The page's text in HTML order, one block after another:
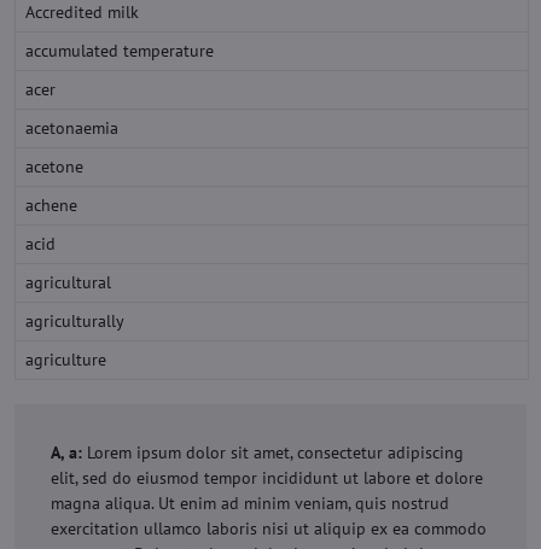
Accredited milk
accumulated temperature
acer
acetonaemia
acetone
achene
acid
agricultural
agriculturally
agriculture
A, a: Lorem ipsum dolor sit amet, consectetur adipiscing
elit, sed do eiusmod tempor incididunt ut labore et dolore
magna aliqua. Ut enim ad minim veniam, quis nostrud
exercitation ullamco laboris nisi ut aliquip ex ea commodo